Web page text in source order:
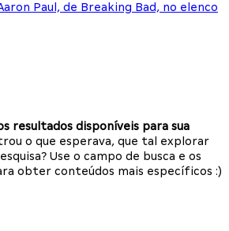
Paul, de Breaking Bad, no elenco
resultados disponíveis para sua
o que esperava, que tal explorar
Use o campo de busca e os
obter conteúdos mais específicos :)